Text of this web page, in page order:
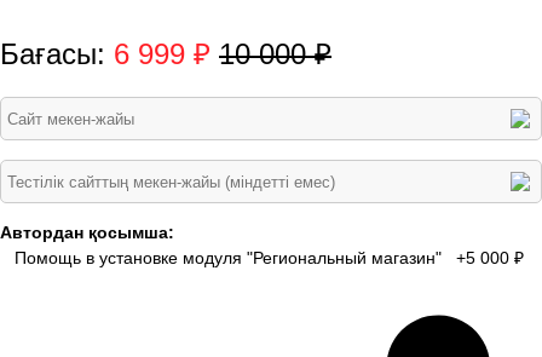
Бағасы: 6 999 ₽ 10 000 ₽
Автордан қосымша:
Помощь в установке модуля "Региональный магазин" +5 000 ₽